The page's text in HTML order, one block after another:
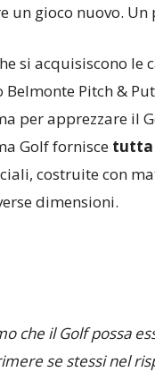
un gioco nuovo.
si acquisiscono le
Belmonte Pitch &
per apprezzare il
Golf fornisce tutta
costruite con
dimensioni.
che il Golf possa
se stessi nel